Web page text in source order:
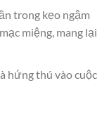
trong kẹo ngậm
miệng, mang lại
hứng thú vào cuộc